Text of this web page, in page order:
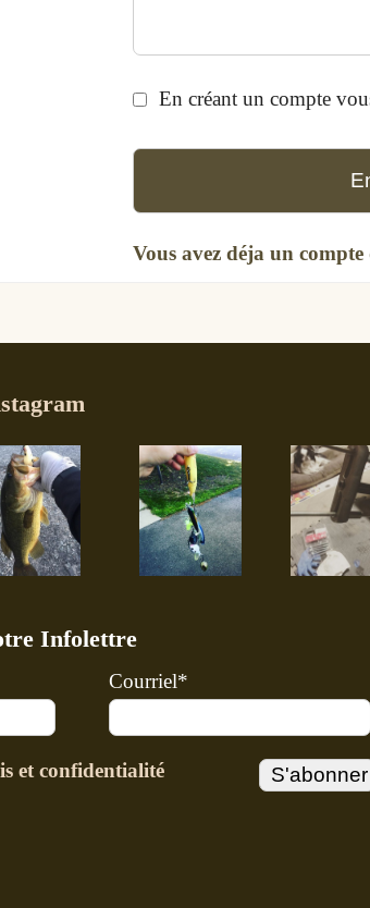
En créant un compte
Vous avez déja un compte
Infolettre
Courriel*
et confidentialité